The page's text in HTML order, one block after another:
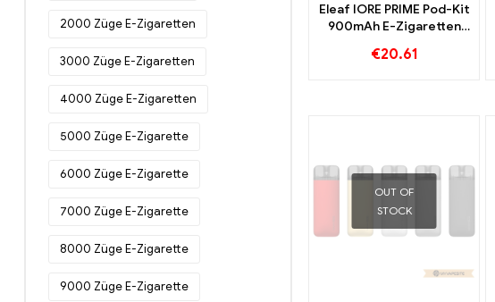
Eleaf IORE PRIME Pod-Kit
900mAh E-Zigaretten
€20.61
OUT OF
STOCK
2000 Züge E-Zigaretten
3000 Züge E-Zigaretten
4000 Züge E-Zigaretten
5000 Züge E-Zigarette
6000 Züge E-Zigarette
7000 Züge E-Zigarette
8000 Züge E-Zigarette
9000 Züge E-Zigarette